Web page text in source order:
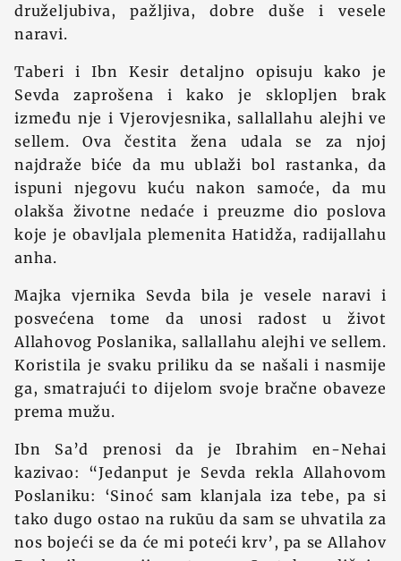
druželjubiva, pažljiva, dobre duše i vesele
naravi.
Taberi i Ibn Kesir detaljno opisuju kako je
Sevda zaprošena i kako je sklopljen brak
između nje i Vjerovjesnika, sallallahu alejhi ve
sellem. Ova čestita žena udala se za njoj
najdraže biće da mu ublaži bol rastanka, da
ispuni njegovu kuću nakon samoće, da mu
olakša životne nedaće i preuzme dio poslova
koje je obavljala plemenita Hatidža, radijallahu
anha.
Majka vjernika Sevda bila je vesele naravi i
posvećena tome da unosi radost u život
Allahovog Poslanika, sallallahu alejhi ve sellem.
Koristila je svaku priliku da se našali i nasmije
ga, smatrajući to dijelom svoje bračne obaveze
prema mužu.
Ibn Sa’d prenosi da je Ibrahim en-Nehai
kazivao: “Jedanput je Sevda rekla Allahovom
Poslaniku: ‘Sinoć sam klanjala iza tebe, pa si
tako dugo ostao na rukūu da sam se uhvatila za
nos bojeći se da će mi poteći krv’, pa se Allahov